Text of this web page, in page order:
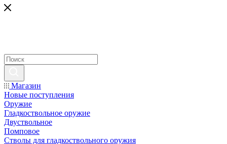
Магазин
Новые поступления
Оружие
Гладкоствольное оружие
Двуствольное
Помповое
Стволы для гладкоствольного оружия